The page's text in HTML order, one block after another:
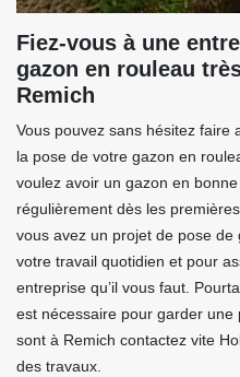
Fiez-vous à une
gazon en rouleau
Remich
Vous pouvez sans hésitez faire
la pose de votre gazon en
voulez avoir un gazon en
régulièrement dès les
vous avez un projet de pose
votre travail quotidien et pour
entreprise qu’il vous faut.
est nécessaire pour garder
sont à Remich contactez vite
des travaux.